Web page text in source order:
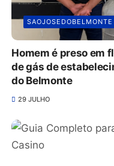
SAOJOSEDOBELMONTE
Homem é preso em
de gás de
do Belmonte
29 JULHO